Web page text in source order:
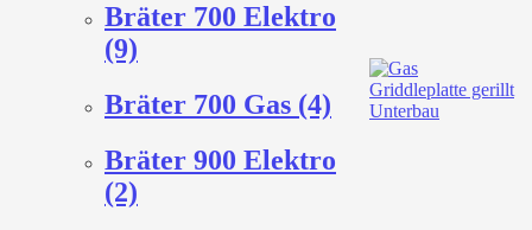
Bräter 700 Elektro
(9)
Bräter 700 Gas (4)
Bräter 900 Elektro
(2)